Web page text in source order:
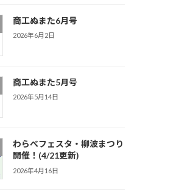
商工ぬまた6月号
2026年6月2日
商工ぬまた5月号
2026年5月14日
わらべフェスタ・柳波まつり
開催！(4/21更新)
2026年4月16日